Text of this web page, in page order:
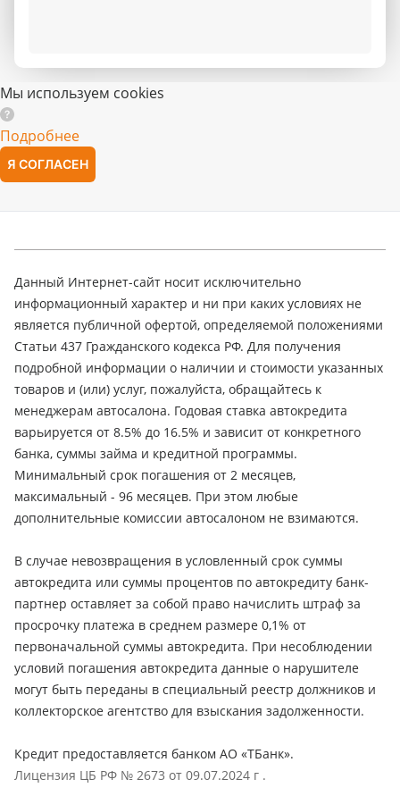
Мы используем cookies
Подробнее
Я СОГЛАСЕН
Данный Интернет-сайт носит исключительно
информационный характер и ни при каких условиях не
является публичной офертой, определяемой положениями
Статьи 437 Гражданского кодекса РФ. Для получения
подробной информации о наличии и стоимости указанных
товаров и (или) услуг, пожалуйста, обращайтесь к
менеджерам автосалона. Годовая ставка автокредита
варьируется от 8.5% до 16.5% и зависит от конкретного
банка, суммы займа и кредитной программы.
Минимальный срок погашения от 2 месяцев,
максимальный - 96 месяцев. При этом любые
дополнительные комиссии автосалоном не взимаются.
В случае невозвращения в условленный срок суммы
автокредита или суммы процентов по автокредиту банк-
партнер оставляет за собой право начислить штраф за
просрочку платежа в среднем размере 0,1% от
первоначальной суммы автокредита. При несоблюдении
условий погашения автокредита данные о нарушителе
могут быть переданы в специальный реестр должников и
коллекторское агентство для взыскания задолженности.
Кредит предоставляется банком АО «ТБанк».
Лицензия ЦБ РФ № 2673 от 09.07.2024 г .